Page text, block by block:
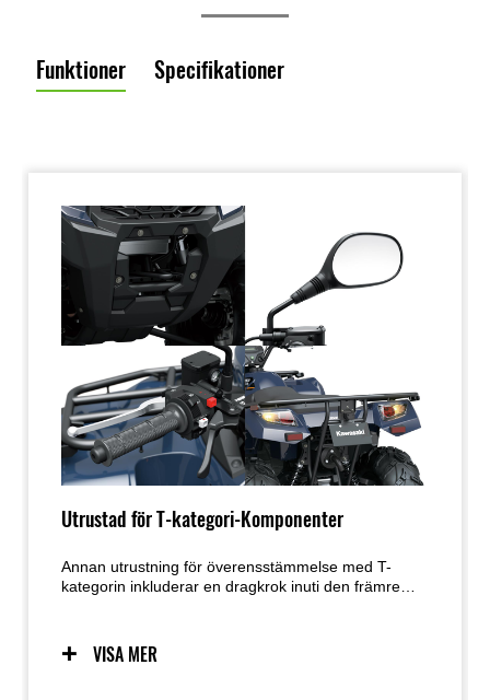
Funktioner Specifikationer
Utrustad för T-kategori-Komponenter
Annan utrustning för överensstämmelse med T-
kategorin inkluderar en dragkrok inuti den främre
en bromsvarningslampa ovanför instrumentpanelen.
VISA MER